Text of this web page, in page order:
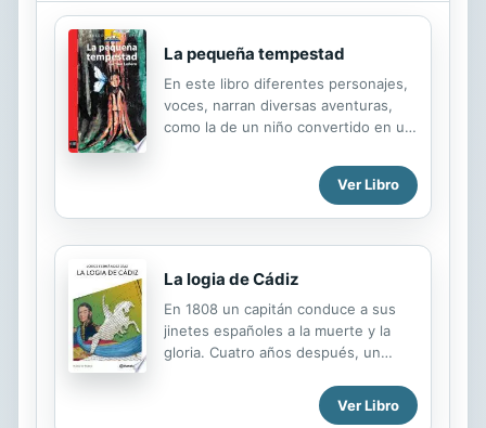
La pequeña tempestad
En este libro diferentes personajes,
voces, narran diversas aventuras,
como la de un niño convertido en un
cuentacuentos que se transforma en
mariposa y la de dos hermanos que
Ver Libro
La logia de Cádiz
En 1808 un capitán conduce a sus
jinetes españoles a la muerte y la
gloria. Cuatro años después, un
un combate letal contra las tropas
españolas. Aquel capitán y este
Ver Libro